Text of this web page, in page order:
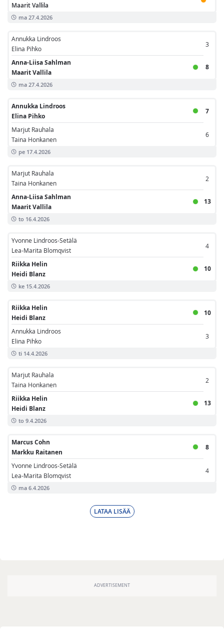
Maarit Vallila
ma 27.4.2026
Annukka Lindroos
Elina Pihko
Anna-Liisa Sahlman
Maarit Vallila
3
8
ma 27.4.2026
Annukka Lindroos
Elina Pihko
Marjut Rauhala
Taina Honkanen
7
6
pe 17.4.2026
Marjut Rauhala
Taina Honkanen
Anna-Liisa Sahlman
Maarit Vallila
2
13
to 16.4.2026
Yvonne Lindroos-Setälä
Lea-Marita Blomqvist
Riikka Helin
Heidi Blanz
4
10
ke 15.4.2026
Riikka Helin
Heidi Blanz
Annukka Lindroos
Elina Pihko
10
3
ti 14.4.2026
Marjut Rauhala
Taina Honkanen
Riikka Helin
Heidi Blanz
2
13
to 9.4.2026
Marcus Cohn
Markku Raitanen
Yvonne Lindroos-Setälä
Lea-Marita Blomqvist
8
4
ma 6.4.2026
LATAA LISÄÄ